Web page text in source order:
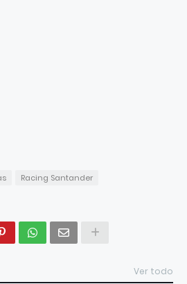
Racing Santander
Ver todo